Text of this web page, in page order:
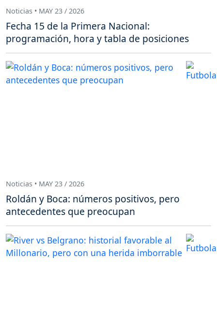
Noticias • MAY 23 / 2026
Fecha 15 de la Primera Nacional:
programación, hora y tabla de posiciones
Noticias • MAY 23 / 2026
Roldán y Boca: números positivos, pero
antecedentes que preocupan